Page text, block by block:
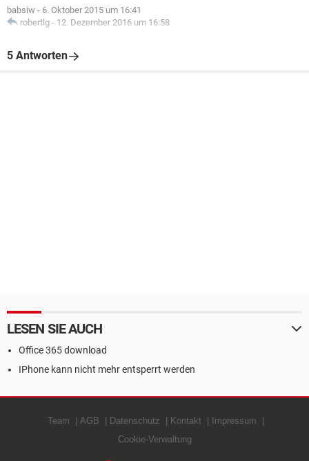
babsiw - 6. Oktober 2015 um 16:41
robertlg - 12. Dezember 2016 um 16:58
5 Antworten
LESEN SIE AUCH
Office 365 download
IPhone kann nicht mehr entsperrt werden
Team AGB Datenschutz Kontakt
Impressum
Cookie-Verwaltung